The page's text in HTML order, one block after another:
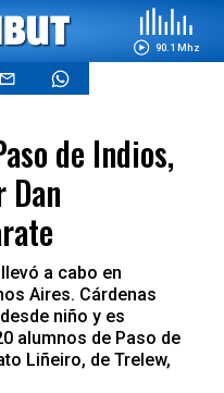
90.1 Mhz
de Indios,
Dan
a cabo en
Aires. Cárdenas
niño y es
alumnos de Paso de
Liñeiro, de Trelew,